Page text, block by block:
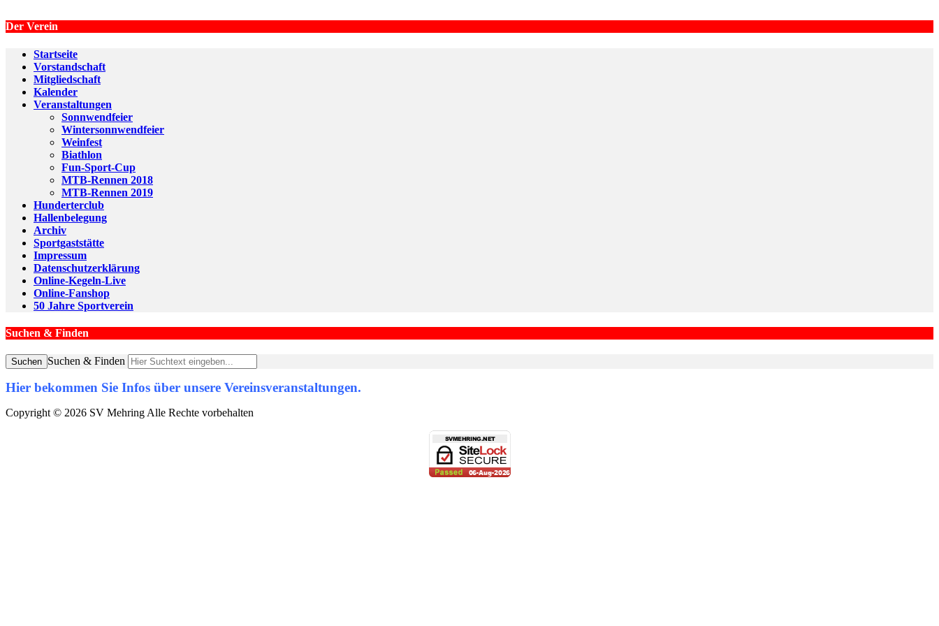
Der Verein
Startseite
Vorstandschaft
Mitgliedschaft
Kalender
Veranstaltungen
Sonnwendfeier
Wintersonnwendfeier
Weinfest
Biathlon
Fun-Sport-Cup
MTB-Rennen 2018
MTB-Rennen 2019
Hunderterclub
Hallenbelegung
Archiv
Sportgaststätte
Impressum
Datenschutzerklärung
Online-Kegeln-Live
Online-Fanshop
50 Jahre Sportverein
Suchen & Finden
Suchen Suchen & Finden
Hier bekommen Sie Infos über unsere Vereinsveranstaltungen.
Copyright © 2026 SV Mehring Alle Rechte vorbehalten